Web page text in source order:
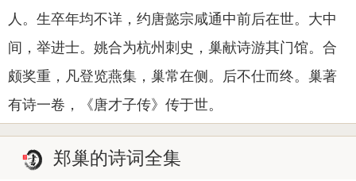
人。生卒年均不详，约唐懿宗咸通中前后在世。大中
间，举进士。姚合为杭州刺史，巢献诗游其门馆。合
颇奖重，凡登览燕集，巢常在侧。后不仕而终。巢著
有诗一卷，《唐才子传》传于世。
郑巢的诗词全集